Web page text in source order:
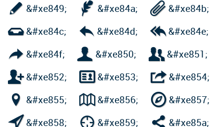
 &#xe849;  &#xe84a; &#xe84b;
&#xe84c;  &#xe84d; &#xe84e;
 &#xe84f;  &#xe850; &#xe851;
&#xe852; &#xe853; &#xe854;
 &#xe855; &#xe856; &#xe857;
&#xe858;  &#xe859;  &#xe85a;